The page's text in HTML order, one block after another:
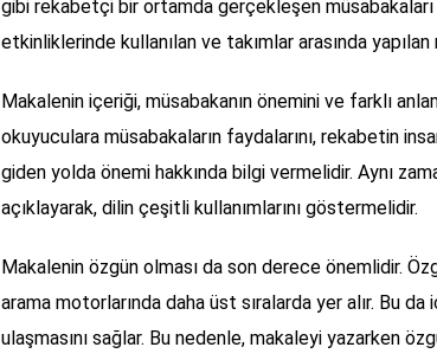
gibi rekabetçi bir ortamda gerçekleşen
etkinliklerinde kullanılan ve takımlar arasında yapılan
Makalenin içeriği, müsabakanın önemini ve farklı
okuyuculara müsabakaların faydalarını, rekabetin
giden yolda önemi hakkında bilgi vermelidir. Aynı
açıklayarak, dilin çeşitli kullanımlarını göstermelidir.
Makalenin özgün olması da son derece önemlidir.
arama motorlarında daha üst sıralarda yer alır. Bu
ulaşmasını sağlar. Bu nedenle, makaleyi yazarken